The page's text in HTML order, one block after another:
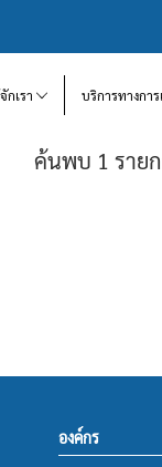
กเรา บริการทางก
ค้นพบ 1 ราย
องค์กร